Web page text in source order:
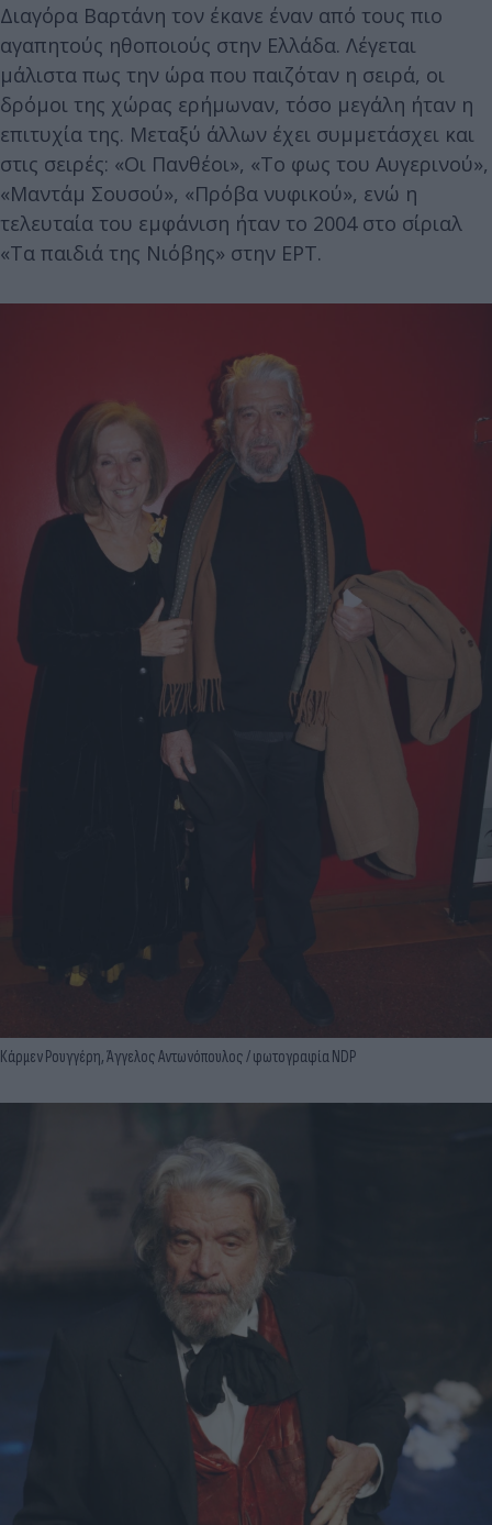
Διαγόρα Βαρτάνη τον έκανε έναν από τους πιο
αγαπητούς ηθοποιούς στην Ελλάδα. Λέγεται
μάλιστα πως την ώρα που παιζόταν η σειρά, οι
δρόμοι της χώρας ερήμωναν, τόσο μεγάλη ήταν η
επιτυχία της. Μεταξύ άλλων έχει συμμετάσχει και
στις σειρές: «Οι Πανθέοι», «Το φως του Αυγερινού»,
«Μαντάμ Σουσού», «Πρόβα νυφικού», ενώ η
τελευταία του εμφάνιση ήταν το 2004 στο σίριαλ
«Τα παιδιά της Νιόβης» στην ΕΡΤ.
Κάρμεν Ρουγγέρη, Άγγελος Αντωνόπουλος / φωτογραφία NDP